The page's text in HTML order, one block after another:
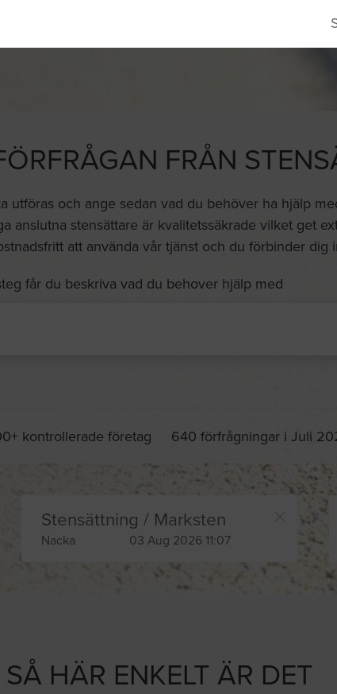
FRÅN
utföras och ange sedan vad du behöver ha hjälp
anslutna stensättare är kvalitetssäkrade vilket get
att använda vår tjänst och du förbinder dig
får du beskriva vad du behover hjälp med
kontrollerade företag 640 förfrågningar i Juli
Stensättning / Marksten
Nacka 03 Aug 2026 11:07
SÅ HÄR ENKELT ÄR DET